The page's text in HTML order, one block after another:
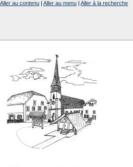
Aller au contenu | Aller au menu | Aller à la recherche